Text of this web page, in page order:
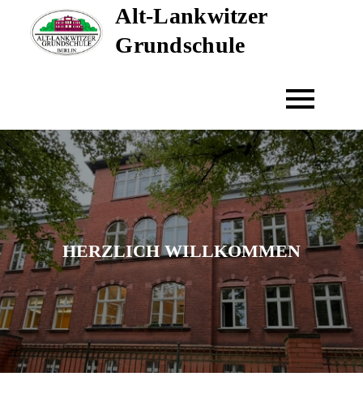
Alt-Lankwitzer
Grundschule
HERZLICH WILLKOMMEN